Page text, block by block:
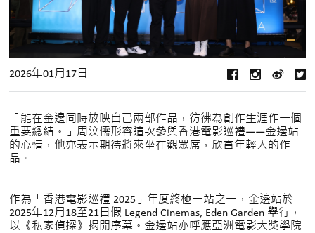
2026年01月17日
「能在金邊同時放映自己兩部作品，彷彿為創作生涯作一個
重要總結。」周汶儒形容這次參與香港電影巡禮——金邊站
的心情，他亦表示期待將來坐在觀眾席，欣賞年輕人的作
品。
作為「香港電影巡禮 2025」年度終極一站之一，金邊站於
2025年12月18至21日假 Legend Cinemas, Eden Garden 舉行，
以《私家偵探》揭開序幕。金邊站亦呼應亞洲電影大獎學院